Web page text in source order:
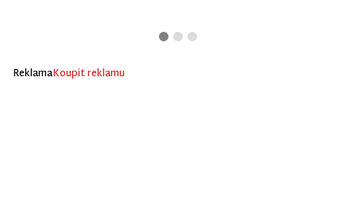
ReklamaKoupit reklamu